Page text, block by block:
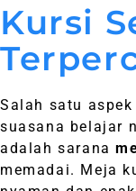
Kursi
Salah satu
suasana belajar
adalah sarana
memadai. Meja